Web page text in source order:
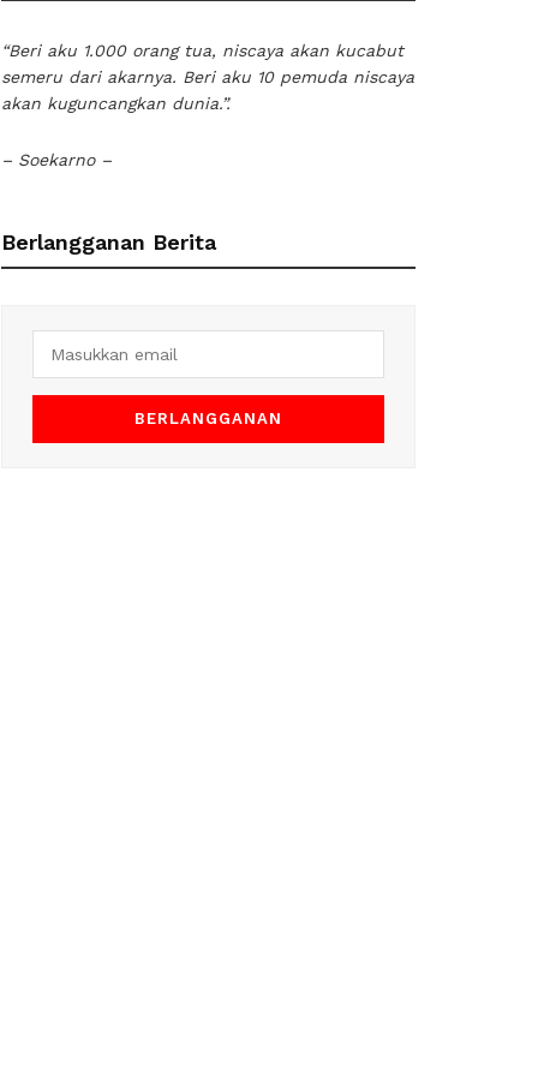
“Beri aku 1.000 orang tua, niscaya akan kucabut
semeru dari akarnya. Beri aku 10 pemuda niscaya
akan kuguncangkan dunia.”.
– Soekarno –
Berlangganan Berita